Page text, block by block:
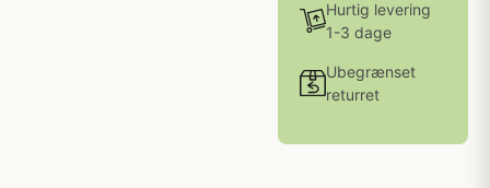
Hurtig levering
1-3 dage
Ubegrænset
returret